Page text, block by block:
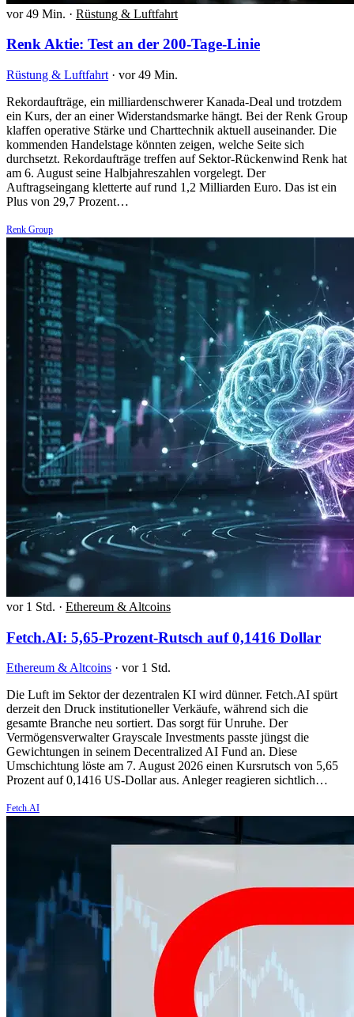
vor 49 Min. · Rüstung & Luftfahrt
Renk Aktie: Test an der 200-Tage-Linie
Rüstung & Luftfahrt · vor 49 Min.
Rekordaufträge, ein milliardenschwerer Kanada-Deal und trotzdem
ein Kurs, der an einer Widerstandsmarke hängt. Bei der Renk Group
klaffen operative Stärke und Charttechnik aktuell auseinander. Die
kommenden Handelstage könnten zeigen, welche Seite sich
durchsetzt. Rekordaufträge treffen auf Sektor-Rückenwind Renk hat
am 6. August seine Halbjahreszahlen vorgelegt. Der
Auftragseingang kletterte auf rund 1,2 Milliarden Euro. Das ist ein
Plus von 29,7 Prozent…
Renk Group
vor 1 Std. · Ethereum & Altcoins
Fetch.AI: 5,65-Prozent-Rutsch auf 0,1416 Dollar
Ethereum & Altcoins · vor 1 Std.
Die Luft im Sektor der dezentralen KI wird dünner. Fetch.AI spürt
derzeit den Druck institutioneller Verkäufe, während sich die
gesamte Branche neu sortiert. Das sorgt für Unruhe. Der
Vermögensverwalter Grayscale Investments passte jüngst die
Gewichtungen in seinem Decentralized AI Fund an. Diese
Umschichtung löste am 7. August 2026 einen Kursrutsch von 5,65
Prozent auf 0,1416 US-Dollar aus. Anleger reagieren sichtlich…
Fetch.AI